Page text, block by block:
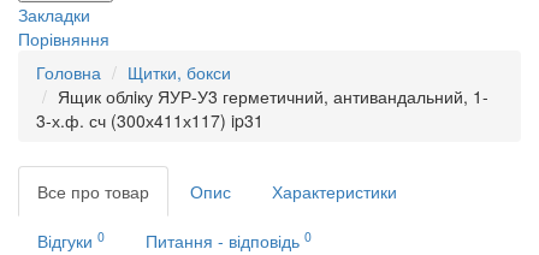
Закладки
Порівняння
Головна
Щитки, бокси
Ящик облiку ЯУР-У3 герметичний, антивандальний, 1-
3-х.ф. сч (300х411х117) ip31
Все про товар Опис Характеристики
Відгуки 0 Питання - відповідь 0